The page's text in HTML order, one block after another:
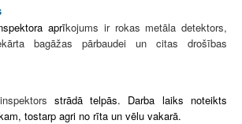
aprīkojums ir rokas metāla detektors,
bagāžas pārbaudei un citas drošības
strādā telpās. Darba laiks noteikts
tostarp agri no rīta un vēlu vakarā.